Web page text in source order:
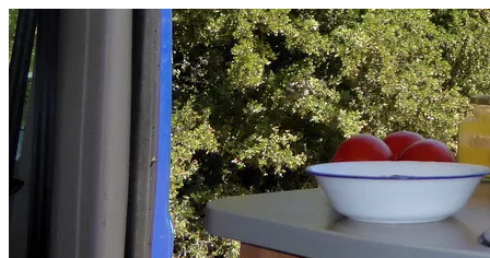
Zum
Inhalt
springen